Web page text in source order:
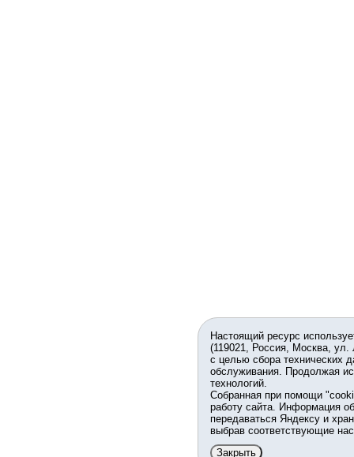
Настоящий ресурс
(119021, Россия, Москва,
с целью сбора технических
обслуживания. Продолжая
технологий.
Собранная при помощи
работу сайта. Информация
передаваться Яндексу и
выбрав соответствующие
Закрыть